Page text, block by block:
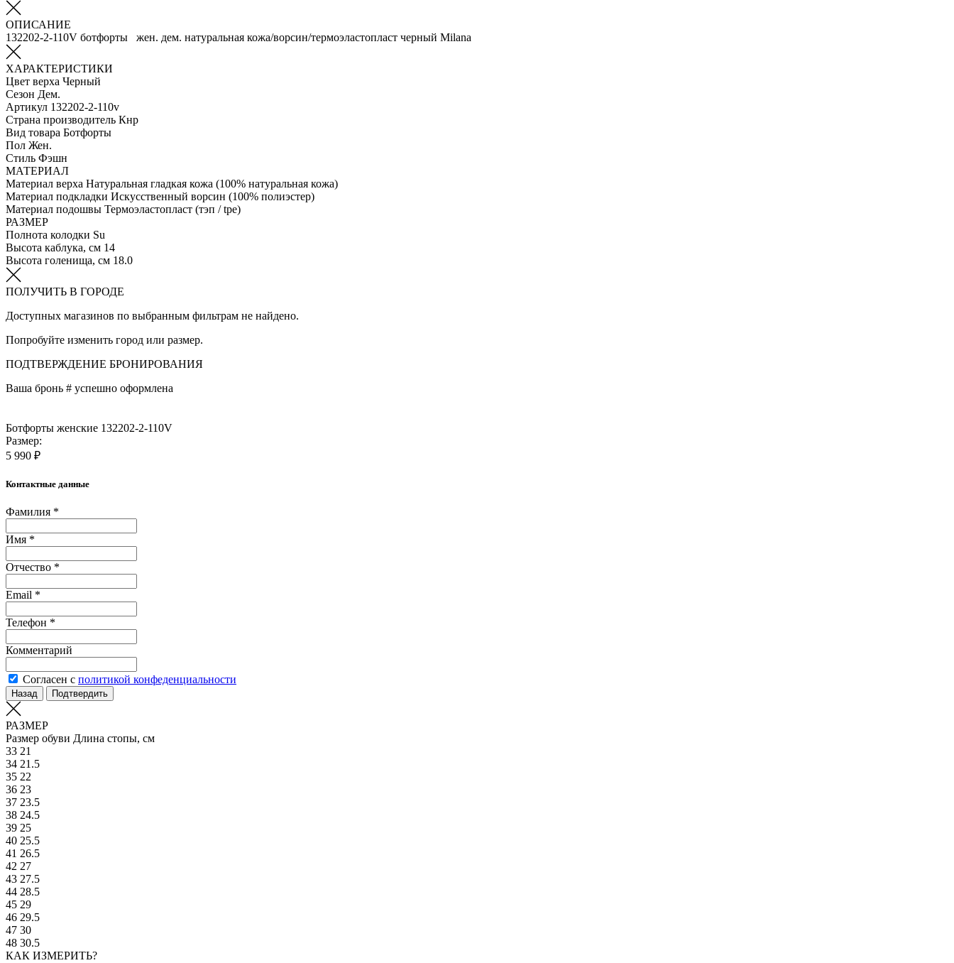
ОПИСАНИЕ
132202-2-110V ботфорты жен. дем. натуральная кожа/ворсин/термоэластопласт черный Milana
ХАРАКТЕРИСТИКИ
Цвет верха Черный
Сезон Дем.
Артикул 132202-2-110v
Страна производитель Кнр
Вид товара Ботфорты
Пол Жен.
Стиль Фэшн
МАТЕРИАЛ
Материал верха Натуральная гладкая кожа (100% натуральная кожа)
Материал подкладки Искусственный ворсин (100% полиэстер)
Материал подошвы Термоэластопласт (тэп / tpe)
РАЗМЕР
Полнота колодки Su
Высота каблука, см 14
Высота голенища, см 18.0
ПОЛУЧИТЬ В ГОРОДЕ
Доступных магазинов по выбранным фильтрам не найдено.
Попробуйте изменить город или размер.
ПОДТВЕРЖДЕНИЕ БРОНИРОВАНИЯ
Ваша бронь # успешно оформлена
Ботфорты женские 132202-2-110V
Размер:
5 990 ₽
Контактные данные
Фамилия *
Имя *
Отчество *
Email *
Телефон *
Комментарий
Согласен с политикой конфеденциальности
Назад Подтвердить
РАЗМЕР
Размер обуви Длина стопы, см
33 21
34 21.5
35 22
36 23
37 23.5
38 24.5
39 25
40 25.5
41 26.5
42 27
43 27.5
44 28.5
45 29
46 29.5
47 30
48 30.5
КАК ИЗМЕРИТЬ?